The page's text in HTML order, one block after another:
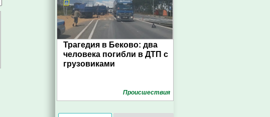
Трагедия в Беково: два
человека погибли в ДТП с
грузовиками
Проиcшествия